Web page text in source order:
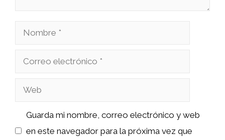
Nombre
Correo
Web
Guarda mi nombre, correo electrónico y web
en este navegador para la próxima vez que